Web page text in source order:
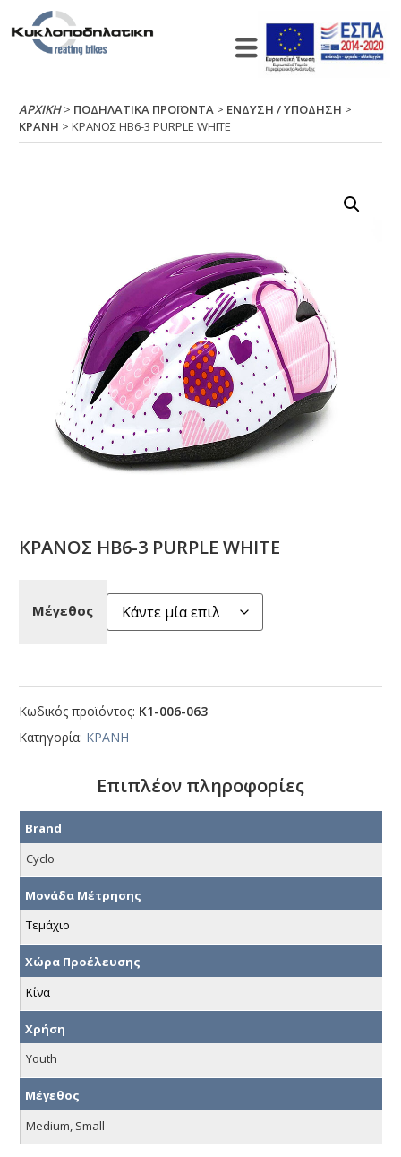
ΑΡΧΙΚΉ> ΠΟΔΗΛΑΤΙΚΑ ΠΡΟΪΟΝΤΑ > ΕΝΔΥΣΗ / ΥΠΟΔΗΣΗ >
ΚΡΑΝΗ > ΚΡΑΝΟΣ ΗΒ6-3 ΡURΡLΕ WΗΙΤΕ
ΚΡΑΝΟΣ ΗΒ6-3 ΡURΡLΕ WΗΙΤΕ
Μέγεθος
Κωδικός προϊόντος: Κ1-006-063
Κατηγορία: ΚΡΑΝΗ
Επιπλέον πληροφορίες
Brand
Cyclo
Μονάδα Μέτρησης
Τεμάχιο
Χώρα Προέλευσης
Κίνα
Χρήση
Youth
Μέγεθος
Medium, Small